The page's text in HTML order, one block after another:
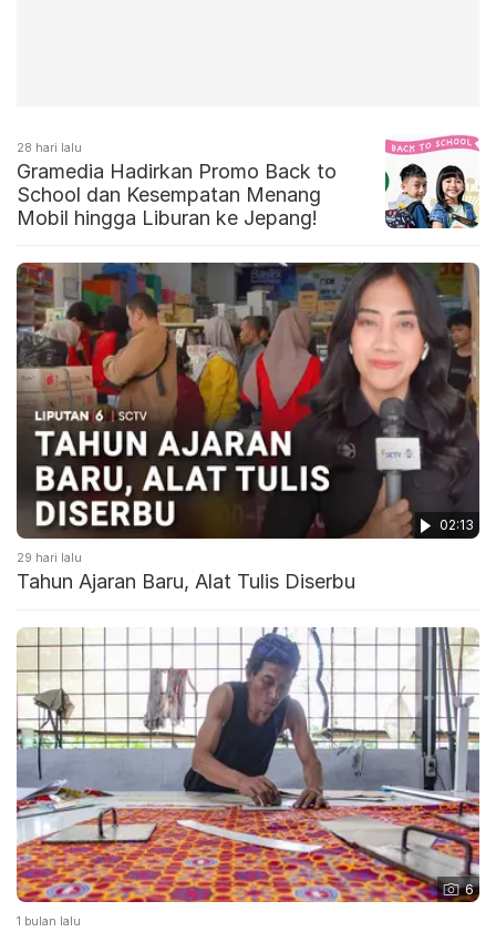
28 hari lalu
Gramedia Hadirkan Promo Back to
School dan Kesempatan Menang
Mobil hingga Liburan ke Jepang!
02:13
29 hari lalu
Tahun Ajaran Baru, Alat Tulis Diserbu
6
1 bulan lalu